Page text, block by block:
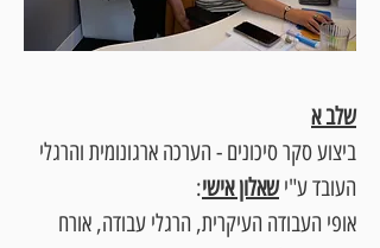
שלב א
ביצוע סקר סיכונים - הערכה ארגונומית והרגלי
העובד ע"ישאלון אישי:
אופי העבודה העיקרית, הרגלי עבודה, אורח